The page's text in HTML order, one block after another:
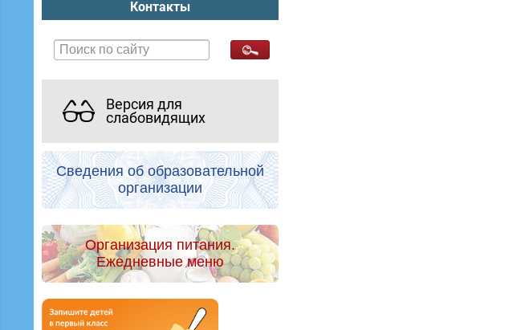
Контакты
Версия для
слабовидящих
Сведения об образовательной
организации
Организация питания.
Ежедневные меню